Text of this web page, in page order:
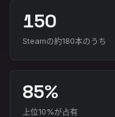
150
Steamの約180本のうち
85%
上位10%が占有